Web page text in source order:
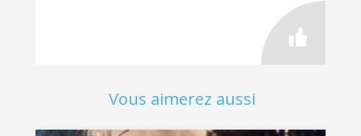
Vous aimerez aussi